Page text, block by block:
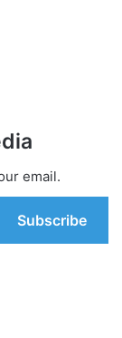
email.
Subscribe